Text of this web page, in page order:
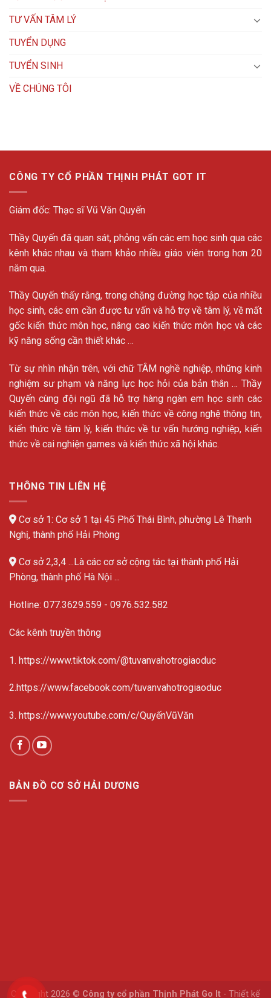
TƯ VẤN TÂM LÝ
TUYỂN DỤNG
TUYỂN SINH
VỀ CHÚNG TÔI
CÔNG TY CỔ PHẦN THỊNH PHÁT GOT IT
Giám đốc: Thạc sĩ Vũ Văn Quyến
Thầy Quyến đã quan sát, phỏng vấn các em học sinh qua các
kênh khác nhau và tham khảo nhiều giáo viên trong hơn 20
năm qua.
Thầy Quyến thấy rằng, trong chặng đường học tập của nhiều
học sinh, các em cần được tư vấn và hỗ trợ về tâm lý, về mất
gốc kiến thức môn học, nâng cao kiến thức môn học và các
kỹ năng sống cần thiết khác …
Từ sự nhìn nhận trên, với chữ TÂM nghề nghiệp, những kinh
nghiệm sư phạm và năng lực học hỏi của bản thân … Thầy
Quyến cùng đội ngũ đã hỗ trợ hàng ngàn em học sinh các
kiến thức về các môn học, kiến thức về công nghệ thông tin,
kiến thức về tâm lý, kiến thức về tư vấn hướng nghiệp, kiến
thức về cai nghiện games và kiến thức xã hội khác.
THÔNG TIN LIÊN HỆ
Cơ sở 1: Cơ sở 1 tại 45 Phố Thái Bình, phường Lê Thanh
Nghị, thành phố Hải Phòng
Cơ sở 2,3,4 ...Là các cơ sở cộng tác tại thành phố Hải
Phòng, thành phố Hà Nội ...
Hotline: 077.3629.559 - 0976.532.582
Các kênh truyền thông
1. https://www.tiktok.com/@tuvanvahotrogiaoduc
2.https://www.facebook.com/tuvanvahotrogiaoduc
3. https://www.youtube.com/c/QuyếnVũVăn
BẢN ĐỒ CƠ SỞ HẢI DƯƠNG
Copyright 2026 © Công ty cổ phần Thịnh Phát Go It - Thiết kế